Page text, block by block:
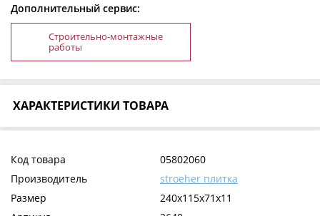
Дополнительный сервис:
Строительно-монтажные
работы
ХАРАКТЕРИСТИКИ ТОВАРА
Код товара
05802060
Производитель
stroeher плитка
Размер
240x115x71x11